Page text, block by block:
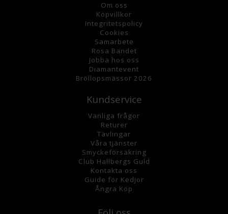
Om oss
Köpvillkor
Integritetspolicy
Cookies
Samarbete
Rosa Bandet
Jobba hos oss
Diamantevent
Bröllopsmässor 2026
Kundservice
Vanliga frågor
Returer
Tävlingar
Våra tjänster
Smyckeförsäkring
Club Hallbergs Guld
Kontakta oss
Guide för Kedjor
Ångra Köp